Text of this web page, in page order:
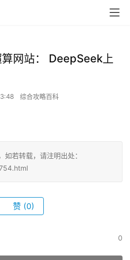
网站： DeepSeek上
综合攻略百科
若转载，请注明出处：
赞 (0)
0